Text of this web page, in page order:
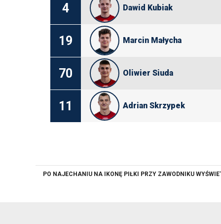
4 Dawid Kubiak
19 Marcin Małycha
70 Oliwier Siuda
11 Adrian Skrzypek
PO NAJECHANIU NA IKONĘ PIŁKI PRZY ZAWODNIKU